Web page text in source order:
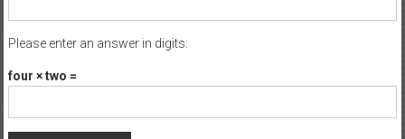
Please enter an answer in digits:
four × two =